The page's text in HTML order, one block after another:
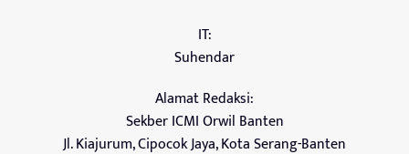
IT:
Suhendar
Alamat Redaksi:
Sekber ICMI Orwil Banten
Jl. Kiajurum, Cipocok Jaya, Kota Serang-Banten